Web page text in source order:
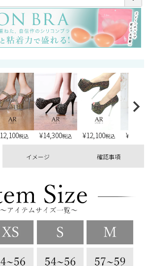
須
)
12,100税込 ¥14,300税込 ¥12,100税込 ¥
イメージ 確認事項